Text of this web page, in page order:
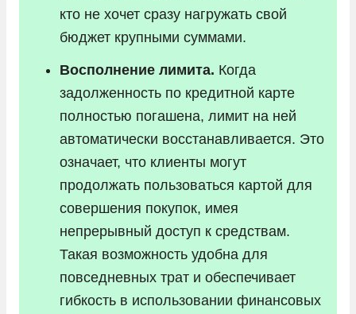
кто не хочет сразу нагружать свой
бюджет крупными суммами.
Восполнение лимита. Когда
задолженность по кредитной карте
полностью погашена, лимит на ней
автоматически восстанавливается. Это
означает, что клиенты могут
продолжать пользоваться картой для
совершения покупок, имея
непрерывный доступ к средствам.
Такая возможность удобна для
повседневных трат и обеспечивает
гибкость в использовании финансовых